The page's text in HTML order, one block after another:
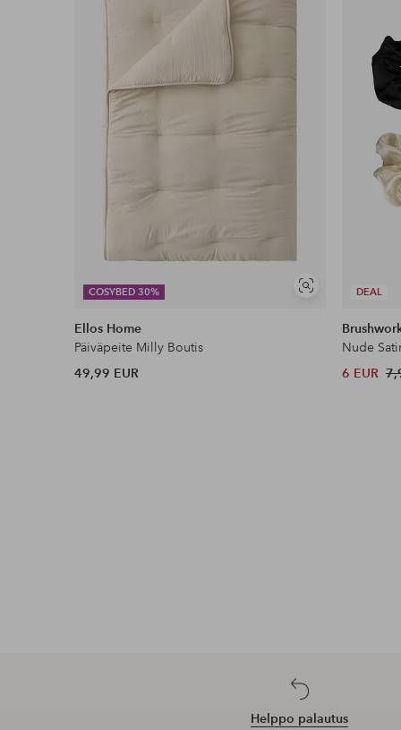
COSYBED 30%
Näytä
Ellos Home
Päiväpeite Milly Boutis
49,99 EUR
DEAL
Nude
6 EUR
Helppo palautus